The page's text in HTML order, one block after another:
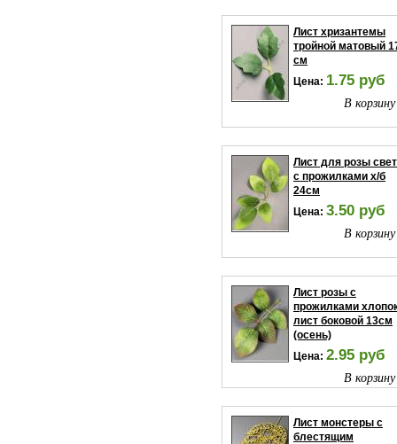
Лист хризантемы
тройной матовый
см
Цена: 1.75 руб
В
Лист для розы
с прожилками х/б
24см
Цена: 3.50 руб
В
Лист розы с
прожилками
лист боковой 13см
(осень)
Цена: 2.95 руб
В
Лист монстеры с
блестящим